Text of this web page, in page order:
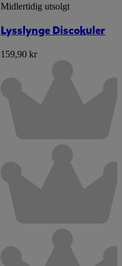
Midlertidig utsolgt
Lysslynge Discokuler
159,90 kr